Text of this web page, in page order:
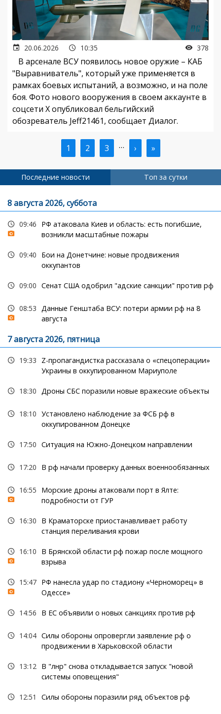
20.06.2026 10:35 378
В арсенале ВСУ появилось новое оружие – КАБ
"Выравниватель", который уже применяется в
рамках боевых испытаний, а возможно, и на поле
боя. Фото нового вооружения в своем аккаунте в
соцсети X опубликовал бельгийский
обозреватель Jeff21461, сообщает Диалог.
Текущая
страница
1 Страница
2 Страница
3 … Следующая
страница
› Последняя
страница
»
Последние новости Топ за сутки
8 августа 2026, суббота
09:46
РФ атаковала Киев и область: есть погибшие,
возникли масштабные пожары
09:40
Бои на Донетчине: новые продвижения
оккупантов
09:00 Сенат США одобрил "адские санкции" против рф
08:53
Данные Генштаба ВСУ: потери армии рф на 8
августа
7 августа 2026, пятница
19:33
Z-пропагандистка рассказала о «спецоперации»
Украины в оккупированном Мариуполе
18:30 Дроны СБС поразили новые вражеские объекты
18:10 Установлено наблюдение за ФСБ рф в
оккупированном Донецке
17:50 Ситуация на Южно-Донецком направлении
17:20 В рф начали проверку данных военнообязанных
16:55
Морские дроны атаковали порт в Ялте:
подробности от ГУР
16:30
В Краматорске приостанавливает работу
станция переливания крови
16:10
В Брянской области рф пожар после мощного
взрыва
15:47 РФ нанесла удар по стадиону «Черноморец» в
Одессе»
14:56 В ЕС объявили о новых санкциях против рф
14:04 Силы обороны опровергли заявление рф о
продвижении в Харьковской области
13:12
В "лнр" снова откладывается запуск "новой
системы оповещения"
12:51 Силы обороны поразили ряд объектов рф